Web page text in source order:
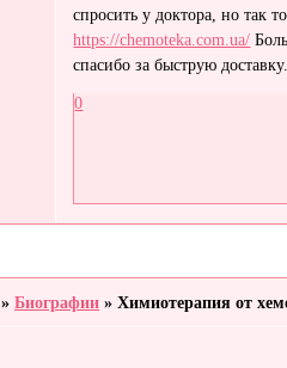
спросить у доктора, но так
https://chemoteka.com.ua/
спасибо за быструю
0
»Биографии »Химиотерапия от